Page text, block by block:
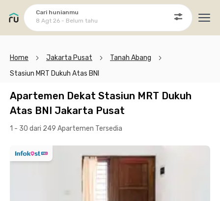
Cari hunianmu
8 Agt 26 - Belum tahu
Home Jakarta Pusat
Tanah Abang
Stasiun MRT Dukuh Atas BNI
Apartemen Dekat Stasiun MRT Dukuh
Atas BNI Jakarta Pusat
1 - 30 dari 249 Apartemen Tersedia